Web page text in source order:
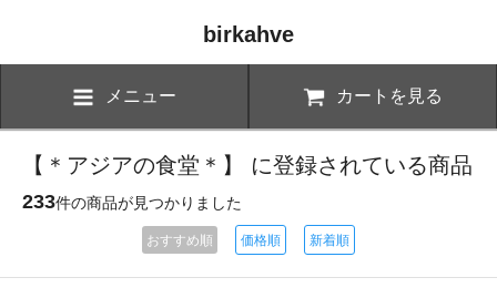
birkahve
メニュー カートを見る
【＊アジアの食堂＊】 に登録されている商品
233件の商品が見つかりました
おすすめ順 価格順 新着順